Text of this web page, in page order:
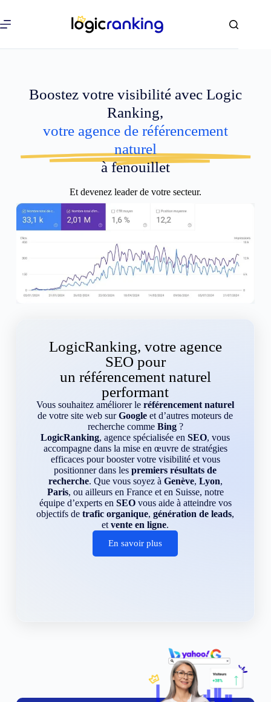
Boostez votre visibilité avec Logic
Ranking,
votre agence de référencement
naturel
à fenouillet
Et devenez leader de votre secteur.
LogicRanking, votre agence
SEO pour
un référencement naturel
performant
Vous souhaitez améliorer leréférencement naturel
de votre site web surGoogle et d’autres moteurs de
recherche comme Bing?
LogicRanking, agence spécialisée enSEO, vous
accompagne dans la mise en œuvre de stratégies
efficaces pour booster votre visibilité et vous
positionner dans lespremiers résultats de
recherche. Que vous soyez à Genève, Lyon,
Paris, ou ailleurs en France et en Suisse, notre
équipe d’experts en SEOvous aide à atteindre vos
objectifs detrafic organique,génération de leads,
etvente en ligne.
En savoir plus